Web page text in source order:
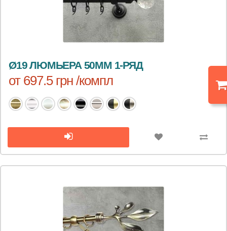
Ø19 ЛЮМЬЕРА 50ММ 1-РЯД
от 697.5 грн /компл